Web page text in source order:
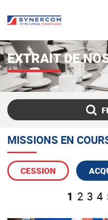
EXTRAIT DE
Secteur d'activité
MISSIONS EN
CESSION
1 2 3 4